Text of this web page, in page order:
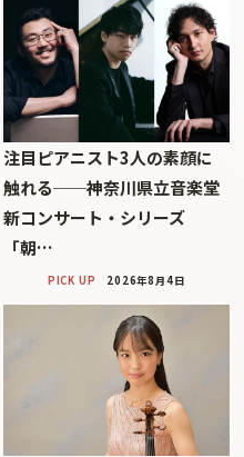
注目ピアニスト3人の素顔に
触れる──神奈川県立音楽堂
新コンサート・シリーズ
「朝…
PICK UP 2026年8月4日